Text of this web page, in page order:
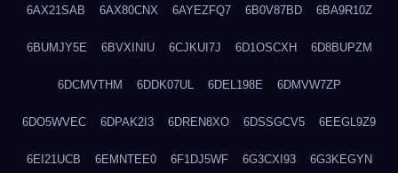
6AX21SAB 6AX80CNX 6AYEZFQ7 6B0V87BD 6BA9R10Z
6BUMJY5E 6BVXINIU 6CJKUI7J 6D1OSCXH 6D8BUPZM
6DCMVTHM 6DDK07UL 6DEL198E 6DMVW7ZP
6DO5WVEC 6DPAK2I3 6DREN8XO 6DSSGCV5 6EEGL9Z9
6EI21UCB 6EMNTEE0 6F1DJ5WF 6G3CXI93 6G3KEGYN